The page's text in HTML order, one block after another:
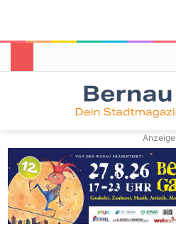
Skin umschalten
Anzeige